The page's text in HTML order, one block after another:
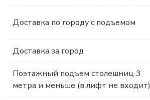
Доставка по городу с подъемом
Доставка за город
Поэтажный подъем столешниц 3
метра и меньше (в лифт не входит)